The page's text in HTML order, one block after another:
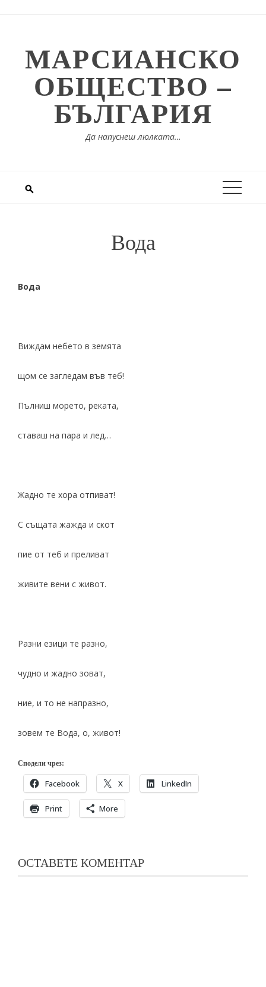
МАРСИАНСКО
ОБЩЕСТВО –
БЪЛГАРИЯ
Да напуснеш люлката…
Вода
Вода
Виждам небето в земята
щом се загледам във теб!
Пълниш морето, реката,
ставаш на пара и лед…
Жадно те хора отпиват!
С същата жажда и скот
пие от теб и преливат
живите вени с живот.
Разни езици те разно,
чудно и жадно зоват,
ние, и то не напразно,
зовем те Вода, о, живот!
Сподели чрез:
Facebook X LinkedIn
Print More
ОСТАВЕТЕ КОМЕНТАР